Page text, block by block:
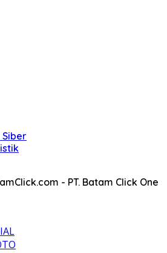
Siber
- PT. Batam Click One